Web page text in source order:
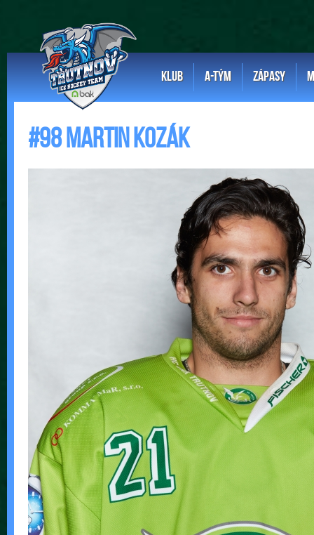
KLUB A-TÝM ZÁPASY
#98 Martin Kozák